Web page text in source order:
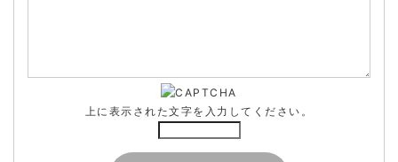
上に表示された文字を入力してください。